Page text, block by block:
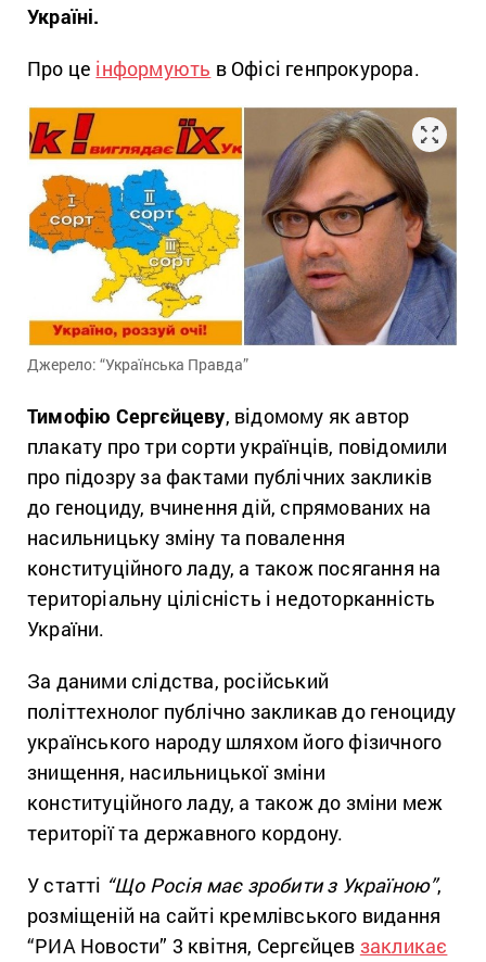
Україні.
Про це інформують в Офісі генпрокурора.
Джерело: “Українська Правда”
Тимофію Сергєйцеву, відомому як автор
плакату про три сорти українців, повідомили
про підозру за фактами публічних закликів
до геноциду, вчинення дій, спрямованих на
насильницьку зміну та повалення
конституційного ладу, а також посягання на
територіальну цілісність і недоторканність
України.
За даними слідства, російський
політтехнолог публічно закликав до геноциду
українського народу шляхом його фізичного
знищення, насильницької зміни
конституційного ладу, а також до зміни меж
території та державного кордону.
У статті “Що Росія має зробити з Україною”,
розміщеній на сайті кремлівського видання
“РИА Новости” 3 квітня, Сергєйцев закликає